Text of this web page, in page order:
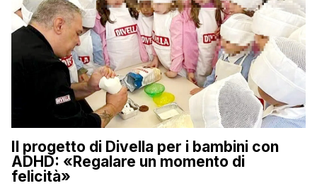
Il progetto di Divella per i bambini con
ADHD: «Regalare un momento di
felicità»